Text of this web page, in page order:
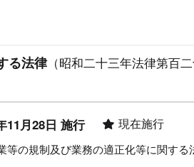
る法律（昭和二十三年法律第百二
11月28日 施行 現在施行
等の規制及び業務の適正化等に関す